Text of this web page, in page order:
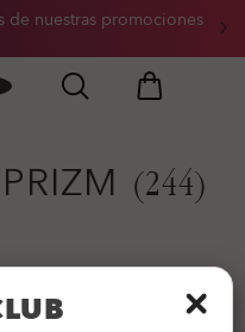
de nuestras promociones
completos de
(244)